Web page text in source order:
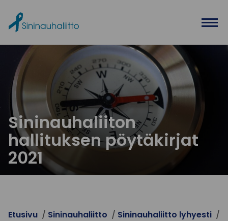
Sininauhaliiton
hallituksen pöytäkirjat
2021
Etusivu Sininauhaliitto
Sininauhaliitto lyhyesti